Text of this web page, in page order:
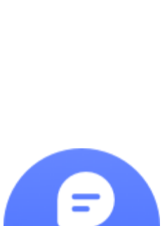
不锈钢货架